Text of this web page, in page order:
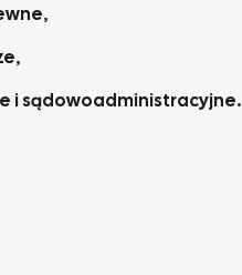
i sądowoadministracyjne.